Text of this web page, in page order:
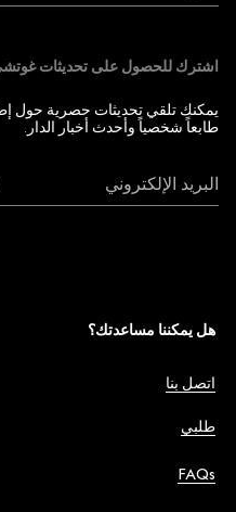
اشترك للحصول على تحديثات
يمكنك تلقي تحديثات حصرية حول
طابعاً شخصياً وأحدث أخبار الدار.
البريد الإلكتروني
هل يمكننا مساعدتك؟
اتصل بنا
طلبي
FAQs